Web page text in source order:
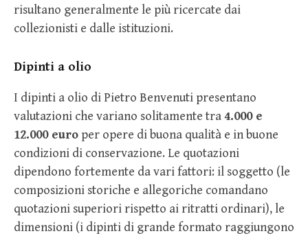
risultano generalmente le più ricercate dai
collezionisti e dalle istituzioni.
Dipinti a olio
I dipinti a olio di Pietro Benvenuti presentano
valutazioni che variano solitamente tra4.000 e
12.000 euro per opere di buona qualità e in buone
condizioni di conservazione. Le quotazioni
dipendono fortemente da vari fattori: il soggetto (le
composizioni storiche e allegoriche comandano
quotazioni superiori rispetto ai ritratti ordinari), le
dimensioni (i dipinti di grande formato raggiungono